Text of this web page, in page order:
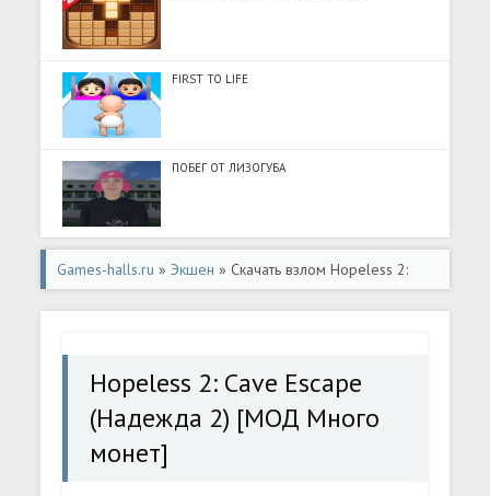
FIRST TO LIFE
ПОБЕГ ОТ ЛИЗОГУБА
Games-halls.ru »Экшен » Скачать взлом Hopeless 2:
Cave Escape (Надежда 2) [МОД Много монет] - полная
Hopeless 2: Cave Escape
(Надежда 2) [МОД Много
монет]